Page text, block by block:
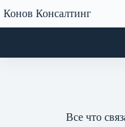
к
сути
Конов Консалтинг
Все что